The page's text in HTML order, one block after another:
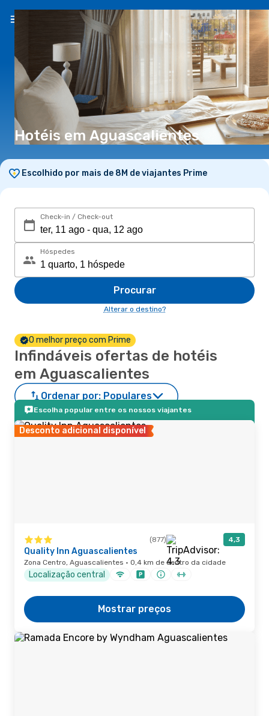
PT(€)
Hotéis em Aguascalientes
Escolhido por mais de 8M de viajantes Prime
Check-in / Check-out
Hóspedes
Procurar
Alterar o destino?
O melhor preço com Prime
Infindáveis ofertas de hotéis
em Aguascalientes
Ordenar por: Populares
Escolha popular entre os nossos viajantes
Desconto adicional disponível
(877) 4,3
Quality Inn Aguascalientes
Zona Centro, Aguascalientes · 0,4 km de centro da cidade
Localização central
Mostrar preços